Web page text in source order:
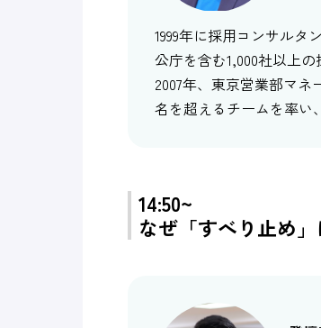
1999年に採用コンサルタ
公庁を含む1,000社以上の
2007年、東京営業部マネ
名を超えるチームを率い
14:50~
なぜ「すべり止め